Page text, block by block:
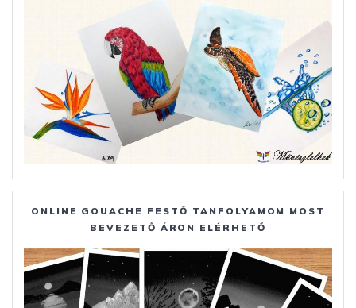
ONLINE GOUACHE FESTŐ TANFOLYAMOM MOST
BEVEZETŐ ÁRON ELÉRHETŐ